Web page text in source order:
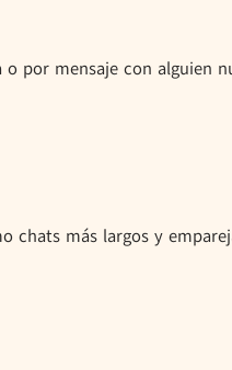
por mensaje con alguien
chats más largos y